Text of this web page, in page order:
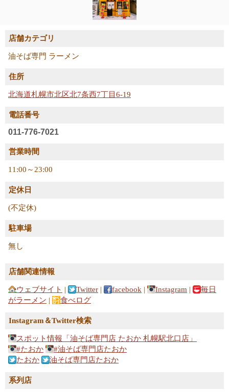
店舗カテゴリ
油そば専門 ラーメン
住所
北海道札幌市北区北7条西7丁目6-19
電話番号
011-776-7021
営業時間
11:00～23:00
定休日
(不定休)
駐車場
無し
店舗関連情報
ウェブサイト | Twitter | facebook | Instagram |
毎日
がラーメン | 食べログ
Instagram＆Twitter検索
スポット情報「油そば専門店 たおか 札幌駅北口店」
#たおか
#油そば専門店たおか
たおか
油そば専門店たおか
系列店